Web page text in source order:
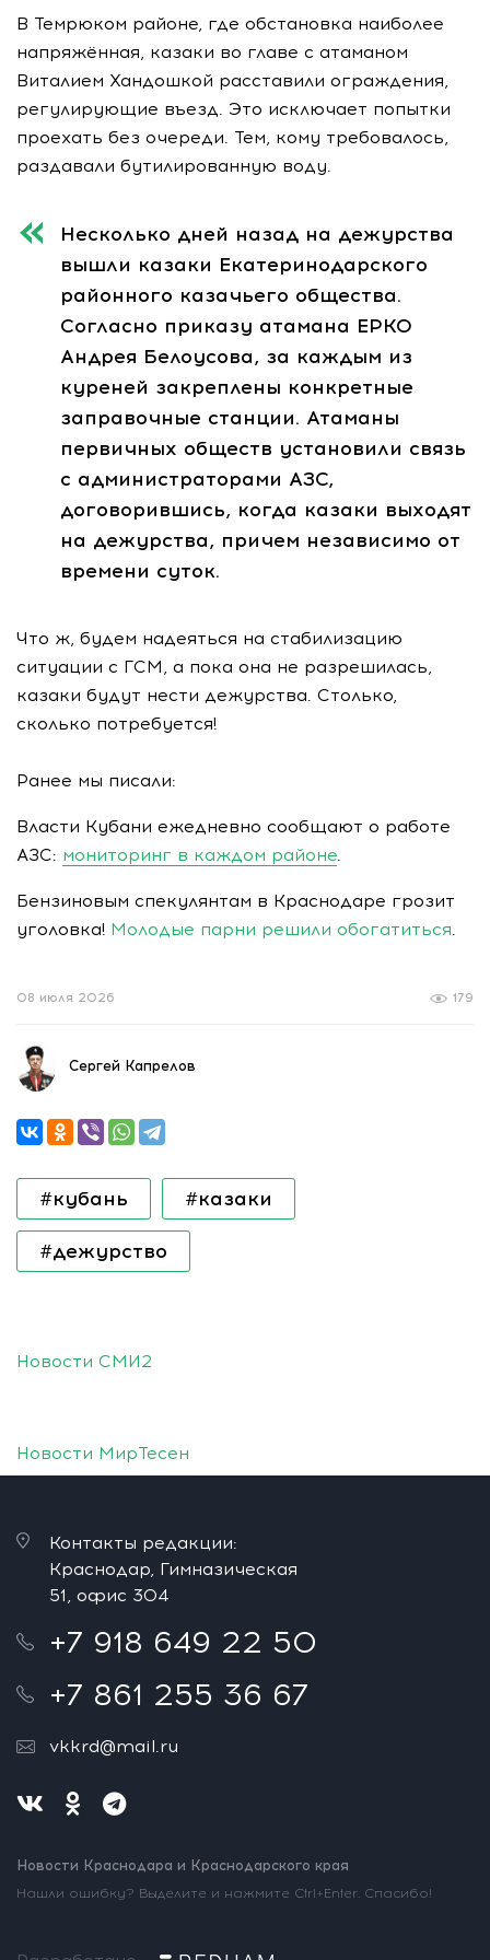
В Темрюком районе, где обстановка наиболее
напряжённая, казаки во главе с атаманом
Виталием Хандошкой расставили ограждения,
регулирующие въезд. Это исключает попытки
проехать без очереди. Тем, кому требовалось,
раздавали бутилированную воду.
Несколько дней назад на дежурства
вышли казаки Екатеринодарского
районного казачьего общества.
Согласно приказу атамана ЕРКО
Андрея Белоусова, за каждым из
куреней закреплены конкретные
заправочные станции. Атаманы
первичных обществ установили связь
с администраторами АЗС,
договорившись, когда казаки выходят
на дежурства, причем независимо от
времени суток.
Что ж, будем надеяться на стабилизацию
ситуации с ГСМ, а пока она не разрешилась,
казаки будут нести дежурства. Столько,
сколько потребуется!
Ранее мы писали:
Власти Кубани ежедневно сообщают о работе
АЗС: мониторинг в каждом районе
Бензиновым спекулянтам в Краснодаре грозит
уголовка! Молодые парни решили обогатиться
179
08 июля 2026
Сергей Капрелов
#кубань #казаки
#дежурство
Новости СМИ2
Новости МирТесен
Контакты редакции:
Краснодар, Гимназическая
51, офис 304
+7 918 649 22 50
+7 861 255 36 67
vkkrd@mail.ru
Новости Краснодара и Краснодарского края
Нашли ошибку? Выделите и нажмите Ctrl+Enter. Спасибо!